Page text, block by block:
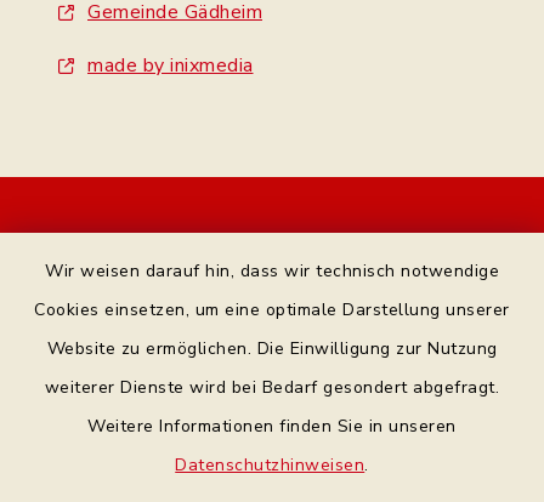
Wir weisen darauf hin, dass wir technisch notwendige
Cookies einsetzen, um eine optimale Darstellung unserer
Website zu ermöglichen. Die Einwilligung zur Nutzung
weiterer Dienste wird bei Bedarf gesondert abgefragt.
Weitere Informationen finden Sie in unseren
Datenschutzhinweisen.
Gemeinde Gädheim
made by inixmedia
Bankverbindung
Barrierefreiheit